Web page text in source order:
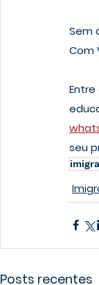
Sem
Com
seu
Posts recentes